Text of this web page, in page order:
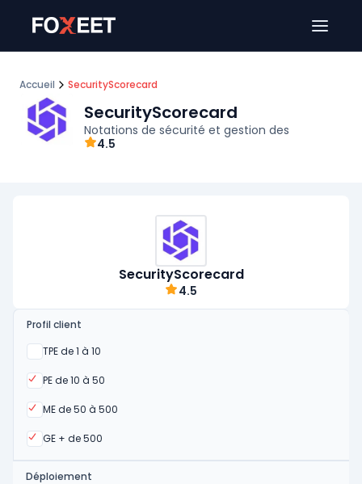
Accueil SecurityScorecard
SecurityScorecard
Notations de sécurité et gestion des
4.5
SecurityScorecard
4.5
Profil client
TPE de 1 à 10
Oui
PE de 10 à 50
Oui
ME de 50 à 500
Oui
GE + de 500
Oui
Déploiement